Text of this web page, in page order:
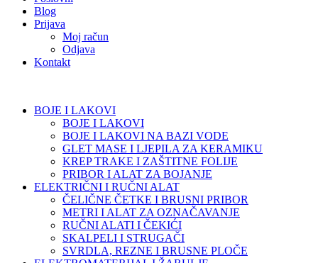
Blog
Prijava
Moj račun
Odjava
Kontakt
BOJE I LAKOVI
BOJE I LAKOVI
BOJE I LAKOVI NA BAZI VODE
GLET MASE I LJEPILA ZA KERAMIKU
KREP TRAKE I ZAŠTITNE FOLIJE
PRIBOR I ALAT ZA BOJANJE
ELEKTRIČNI I RUČNI ALAT
ČELIČNE ČETKE I BRUSNI PRIBOR
METRI I ALAT ZA OZNAČAVANJE
RUČNI ALATI I ČEKIĆI
SKALPELI I STRUGAČI
SVRDLA, REZNE I BRUSNE PLOČE